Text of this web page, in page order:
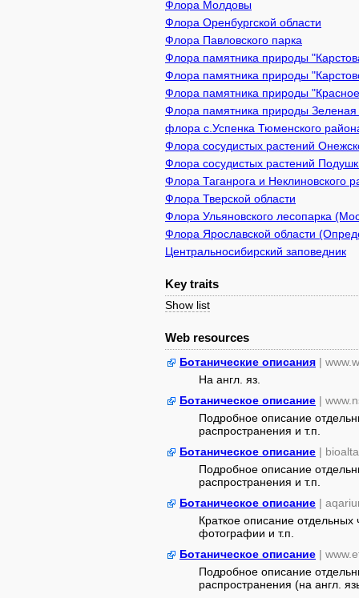
Флора Молдовы
Флора Оренбургской области
Флора Павловского парка
Флора памятника природы
Флора памятника природы
Флора памятника природы
Флора памятника природы Зеленая
флора с.Успенка Тюменского
Флора сосудистых растений
Флора сосудистых растений
Флора Таганрога и Неклиновского
Флора Тверской области
Флора Ульяновского лесопарка
Флора Ярославской области
Центральносибирский заповедник
Key traits
Show list
Web resources
Ботанические описания |
На англ. яз.
Ботаническое описание |
Подробное описание
распространения и т.п.
Ботаническое описание |
Подробное описание
распространения и т.п.
Ботаническое описание |
Краткое описание отдельных
фотографии и т.п.
Ботаническое описание |
Подробное описание
распространения (на англ.